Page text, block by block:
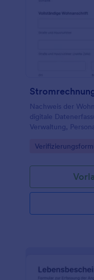
Nachweis der
digitale
Verwaltung,
Jotform zentral
Go to Category: